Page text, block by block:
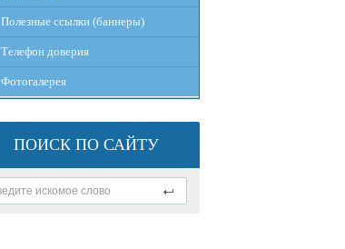
Полезные ссылки (баннеры)
Телефон доверия
Фотогалерея
ПОИСК ПО САЙТУ